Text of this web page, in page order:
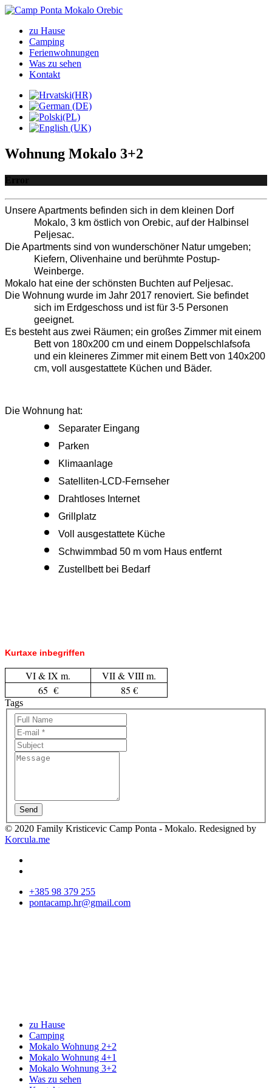
zu Hause
Camping
Ferienwohnungen
Was zu sehen
Kontakt
Wohnung Mokalo 3+2
Error
Unsere Apartments befinden sich in dem kleinen Dorf
Mokalo, 3 km östlich von Orebic, auf der Halbinsel
Peljesac.
Die Apartments sind von wunderschöner Natur umgeben;
Kiefern, Olivenhaine und berühmte Postup-
Weinberge.
Mokalo hat eine der schönsten Buchten auf Peljesac.
Die Wohnung wurde im Jahr 2017 renoviert. Sie befindet
sich im Erdgeschoss und ist für 3-5 Personen
geeignet.
Es besteht aus zwei Räumen; ein großes Zimmer mit einem
Bett von 180x200 cm und einem Doppelschlafsofa
und ein kleineres Zimmer mit einem Bett von 140x200
cm, voll ausgestattete Küchen und Bäder.
Die Wohnung hat:
Separater Eingang
Parken
Klimaanlage
Satelliten-LCD-Fernseher
Drahtloses Internet
Grillplatz
Voll ausgestattete Küche
Schwimmbad 50 m vom Haus entfernt
Zustellbett bei Bedarf
Kurtaxe inbegriffen
VI & IX m.
VII & VIII m.
65 €
85 €
Tags
Send
© 2020 Family Kristicevic Camp Ponta - Mokalo. Redesigned by
Korcula.me
+385 98 379 255
pontacamp.hr@gmail.com
zu Hause
Camping
Mokalo Wohnung 2+2
Mokalo Wohnung 4+1
Mokalo Wohnung 3+2
Was zu sehen